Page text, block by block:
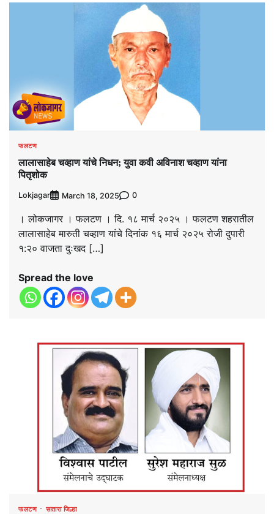
फलटण
लालासाहेब चव्हाण यांचे निधन; युवा कवी अविनाश चव्हाण यांना
पितृशोक
Lokjagar March 18, 2025 0
। लोकजागर । फलटण । दि. १८ मार्च २०२५ । फलटण शहरातील
लालासाहेब मारुती चव्हाण यांचे दिनांक १६ मार्च २०२५ रोजी दुपारी
१:२० वाजता दुःखद […]
Spread the love
फलटण सातारा जिल्हा